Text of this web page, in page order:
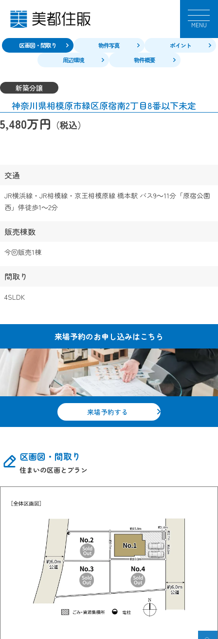
MENU
区画図・間取り 物件写真
ポイント
周辺環境
物件概要
神奈川県相模原市緑区原宿南2丁目8番以下未定
新築分譲
5,480万円 （税込）
交通
JR横浜線・JR相模線・京王相模原線 橋本駅 バス9～11分「原宿公園
西」停徒歩1～2分
販売棟数
今回販売1棟
間取り
4SLDK
来場予約のお申し込みはこちら
来場予約する
区画図・間取り
住まいの区画とプラン